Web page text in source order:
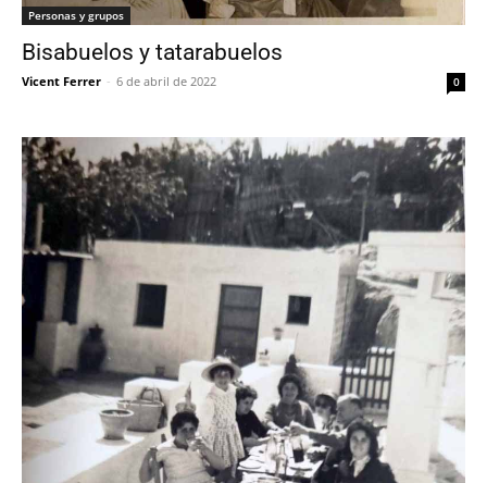
Personas y grupos
Bisabuelos y tatarabuelos
Vicent Ferrer - 6 de abril de 2022 0